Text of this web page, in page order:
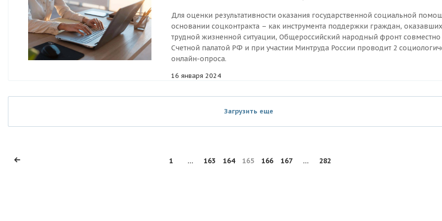
Для оценки результативности оказания государственной социальной
основании соцконтракта – как инструмента поддержки граждан,
трудной жизненной ситуации, Общероссийский народный фронт совместно
Счетной палатой РФ и при участии Минтруда России проводит 2
онлайн-опроса.
16 января 2024
Загрузить еще
1 ... 163 164 165 166 167 ... 282